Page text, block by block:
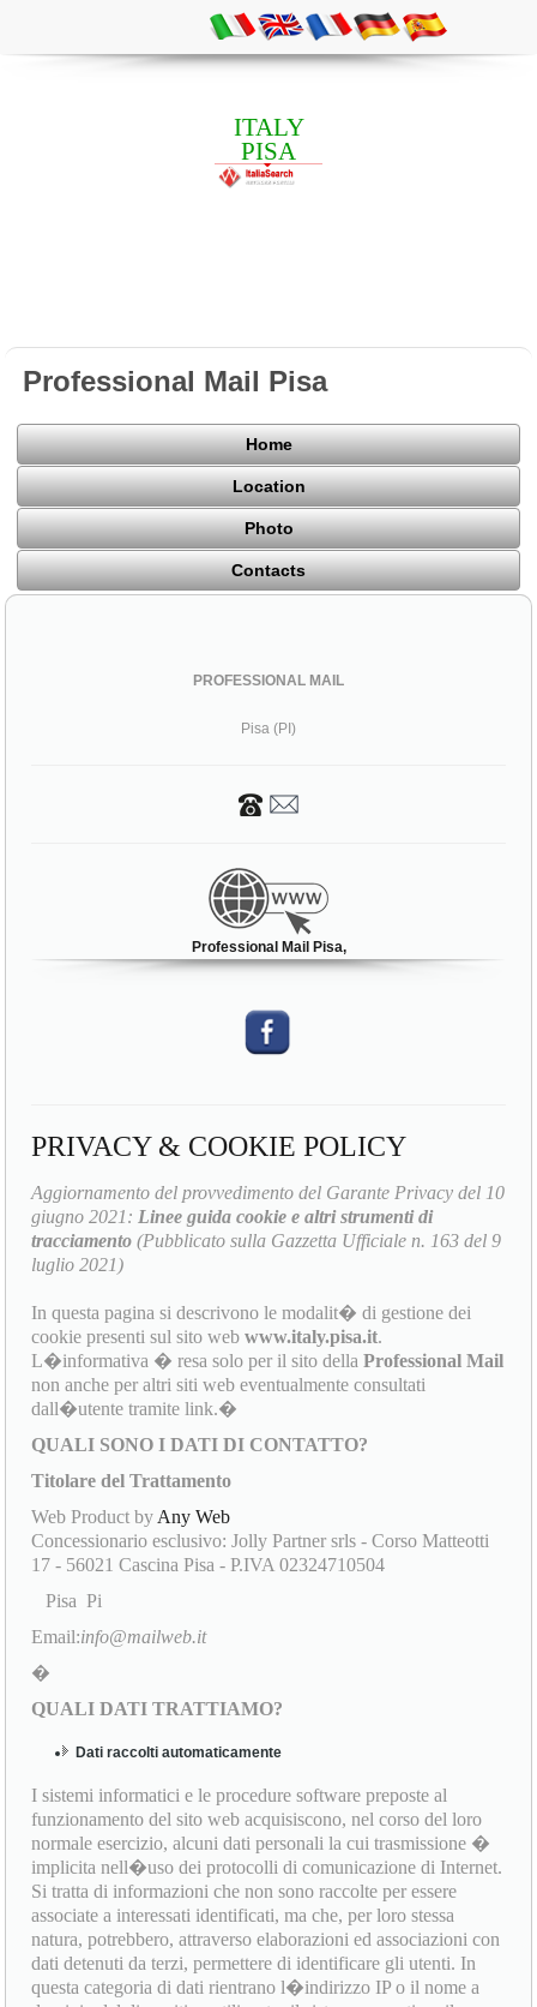
ITALY
PISA
Professional Mail Pisa
Home
Location
Photo
Contacts
PROFESSIONAL MAIL
Pisa (PI)
Professional Mail Pisa,
PRIVACY & COOKIE POLICY
Aggiornamento del provvedimento del Garante Privacy del 10
giugno 2021: Linee guida cookie e altri strumenti di
tracciamento (Pubblicato sulla Gazzetta Ufficiale n. 163 del 9
luglio 2021)
In questa pagina si descrivono le modalit� di gestione dei
cookie presenti sul sito webwww.italy.pisa.it.
L�informativa � resa solo per il sito dellaProfessional Mail
non anche per altri siti web eventualmente consultati
dall�utente tramite link.�
QUALI SONO I DATI DI CONTATTO?
Titolare del Trattamento
Web Product by Any Web
Concessionario esclusivo: Jolly Partner srls - Corso Matteotti
17 - 56021 Cascina Pisa - P.IVA 02324710504
Pisa Pi
Email:info@mailweb.it
�
QUALI DATI TRATTIAMO?
Dati raccolti automaticamente
I sistemi informatici e le procedure software preposte al
funzionamento del sito web acquisiscono, nel corso del loro
normale esercizio, alcuni dati personali la cui trasmissione �
implicita nell�uso dei protocolli di comunicazione di Internet.
Si tratta di informazioni che non sono raccolte per essere
associate a interessati identificati, ma che, per loro stessa
natura, potrebbero, attraverso elaborazioni ed associazioni con
dati detenuti da terzi, permettere di identificare gli utenti. In
questa categoria di dati rientrano l�indirizzo IP o il nome a